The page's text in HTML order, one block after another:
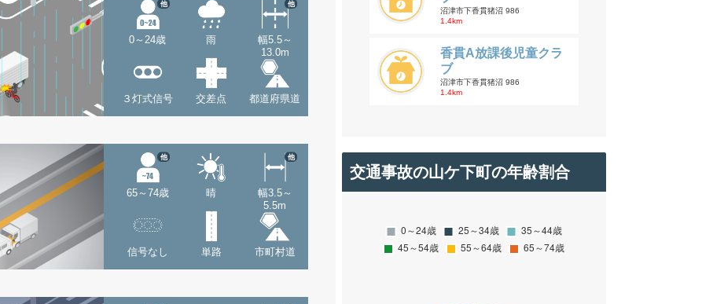
0～24歳
他
雨
幅5.5～
13.0m
他
３灯式信号 交差点 都道府県道
65～74歳
他
晴
幅3.5～
5.5m
他
信号なし 単路 市町村道
沼津市下香貫猪沼 986
1.4km
香貫A放課後児童クラ
ブ
沼津市下香貫猪沼 986
1.4km
交通事故の山ケ下町の年齢割合